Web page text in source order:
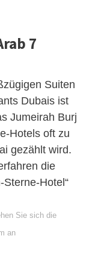
7
Suiten
Dubais ist
Jumeirah Burj
Hotels oft zu
gezählt wird.
die
Hotel“
Sie sich die
an